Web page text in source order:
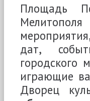
Площадь
дат,
играющие
Дворец